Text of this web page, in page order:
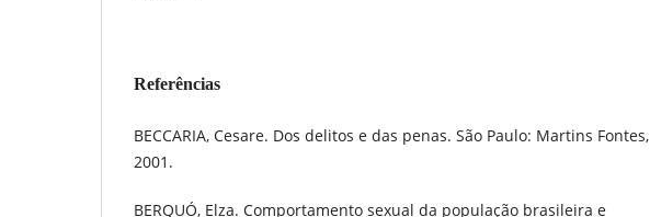
Referências
BECCARIA, Cesare. Dos delitos e das penas. São Paulo: Martins Fontes,
2001.
BERQUÓ, Elza. Comportamento sexual da população brasileira e